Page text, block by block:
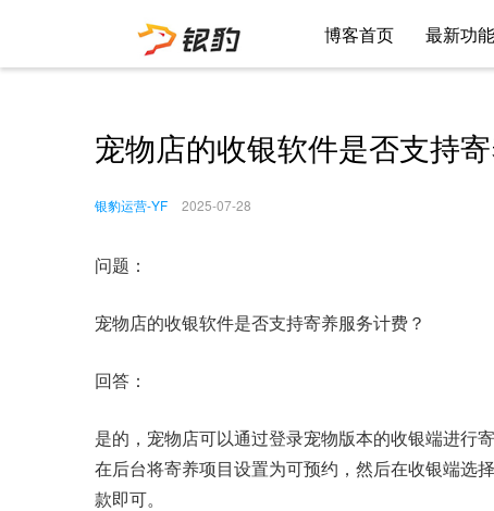
博客首页 最新功能
宠物店的收银软件是否支持
银豹运营-YF 2025-07-28
问题：
宠物店的收银软件是否支持寄养服务计费？
回答：
是的，宠物店可以通过登录宠物版本的收银端进行
在后台将寄养项目设置为可预约，然后在收银端选
款即可。